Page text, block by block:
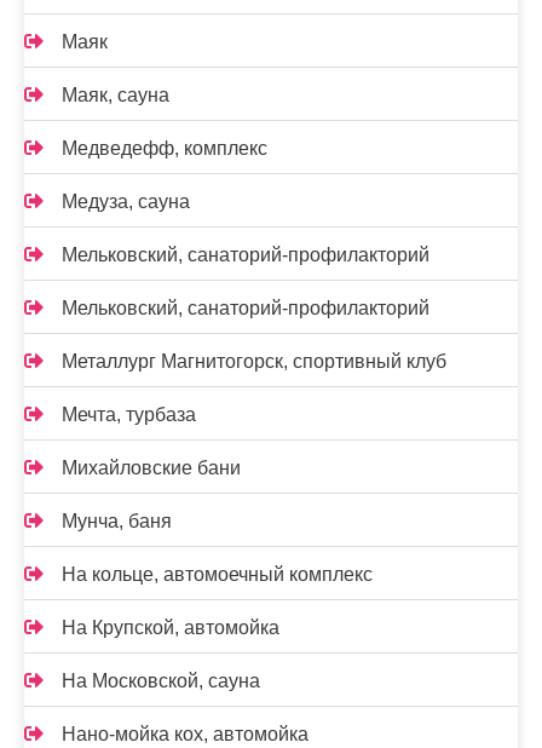
Маяк
Маяк, сауна
Медведефф, комплекс
Медуза, сауна
Мельковский, санаторий-профилакторий
Мельковский, санаторий-профилакторий
Металлург Магнитогорск, спортивный клуб
Мечта, турбаза
Михайловские бани
Мунча, баня
На кольце, автомоечный комплекс
На Крупской, автомойка
На Московской, сауна
Нано-мойка кох, автомойка